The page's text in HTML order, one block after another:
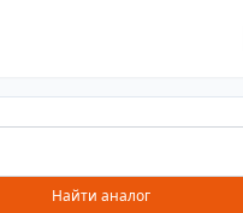
Найти аналог